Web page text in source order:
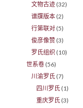
文物古迹 (32)
谱牒版本 (2)
行第联对 (5)
俊彦像赞 (3)
罗氏组织 (10)
世系卷 (56)
川渝罗氏 (7)
四川罗氏 (1)
重庆罗氏 (3)